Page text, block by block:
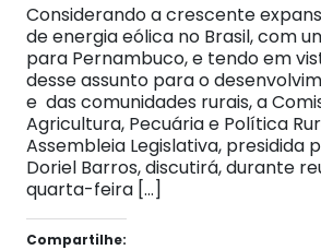
Considerando a crescente
de energia eólica no Brasil, com
para Pernambuco, e tendo em
desse assunto para o
e das comunidades rurais, a
Agricultura, Pecuária e Política
Assembleia Legislativa, presidida
Doriel Barros, discutirá, durante
quarta-feira […]
Compartilhe: